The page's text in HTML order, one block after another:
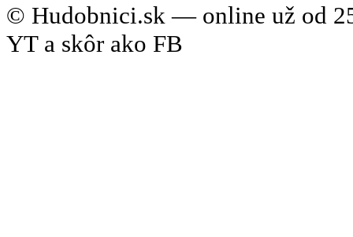
© Hudobnici.sk — online už od
YT a skôr ako FB